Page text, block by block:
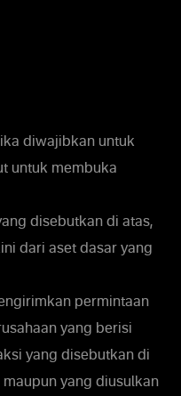
diwajibkan untuk
untuk membuka
disebutkan di atas,
dari aset dasar yang
permintaan
yang berisi
yang disebutkan di
yang diusulkan